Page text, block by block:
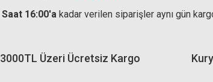
Saat 16:00'a kadar verilen siparişler aynı gün
3000TL Üzeri Ücretsiz Kargo